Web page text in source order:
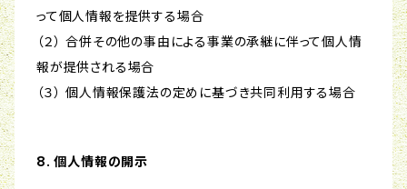
って個人情報を提供する場合
（２） 合併その他の事由による事業の承継に伴って個人情
報が提供される場合
（３） 個人情報保護法の定めに基づき共同利用する場合
8. 個人情報の開示